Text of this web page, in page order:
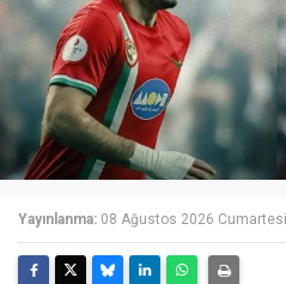
Yayınlanma: 08 Ağustos 2026